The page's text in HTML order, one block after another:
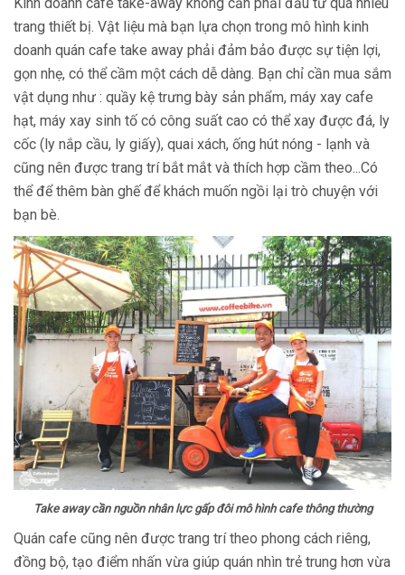
trang thiết bị. Vật liệu mà bạn lựa chọn trong mô hình kinh
doanh quán cafe take away phải đảm bảo được sự tiện lợi,
gọn nhẹ, có thể cầm một cách dễ dàng. Bạn chỉ cần mua sắm
vật dụng như : quầy kệ trưng bày sản phẩm, máy xay cafe
hạt, máy xay sinh tố có công suất cao có thể xay được đá, ly
cốc (ly nắp cầu, ly giấy), quai xách, ống hút nóng - lạnh và
cũng nên được trang trí bắt mắt và thích hợp cầm theo...Có
thể để thêm bàn ghế để khách muốn ngồi lại trò chuyện với
bạn bè.
Take away cần nguồn nhân lực gấp đôi mô hình cafe thông thường
Quán cafe cũng nên được trang trí theo phong cách riêng,
đồng bộ, tạo điểm nhấn vừa giúp quán nhìn trẻ trung hơn vừa